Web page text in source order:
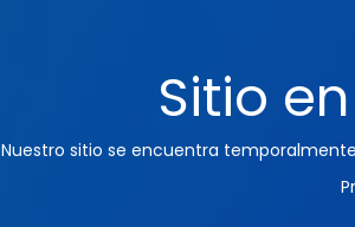
Sitio
Nuestro sitio se encuentra